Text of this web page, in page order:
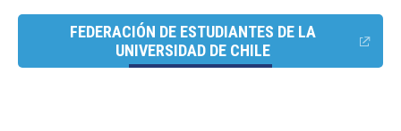
FEDERACIÓN DE ESTUDIANTES DE LA
UNIVERSIDAD DE CHILE